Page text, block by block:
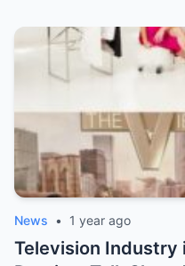
News • 1 year ago
Television Industry